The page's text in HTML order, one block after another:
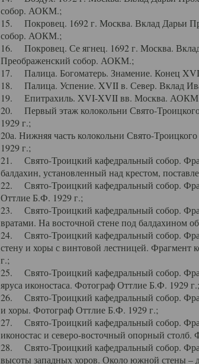
собор. АОКМ.;
15. Покровец. 1692 г. Москва. Вклад Дарьи
собор. АОКМ.;
16. Покровец. Се ягнец. 1692 г. Москва.
Преображенский собор. АОКМ.;
17. Палица. Богоматерь. Знамение. Конец
18. Палица. Успение. XVII в. Север. Вклад
19. Епитрахиль. XVI-XVII вв. Москва.
20. Первый этаж колокольни Свято-
1929 г.;
20а. Нижняя часть колокольни Свято-
1929 г.;
21. Свято-Троицкий кафедральный собор.
балдахин, установленный над крестом,
22. Свято-Троицкий кафедральный собор.
Оттлие Б.Ф. 1929 г.;
23. Свято-Троицкий кафедральный собор.
вратами. На восточной стене под балдахином
24. Свято-Троицкий кафедральный собор.
стену и хоры с винтовой лестницей.
г.;
25. Свято-Троицкий кафедральный собор.
яруса иконостаса. Фотограф Оттлие Б.Ф. 1929 г.;
26. Свято-Троицкий кафедральный собор.
и хоры. Фотограф Оттлие Б.Ф. 1929 г.;
27. Свято-Троицкий кафедральный собор.
иконостас и северо-восточный опорный
28. Свято-Троицкий кафедральный собор.
высоты западных хоров. Около южной стены –